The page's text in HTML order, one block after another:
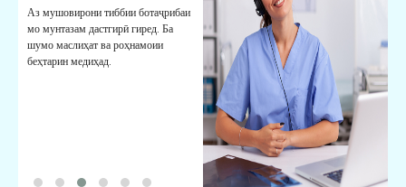
Аз мушовирони тиббии ботаҷрибаи
мо мунтазам дастгирӣ гиред. Ба
шумо маслиҳат ва роҳнамоии
беҳтарин медиҳад.